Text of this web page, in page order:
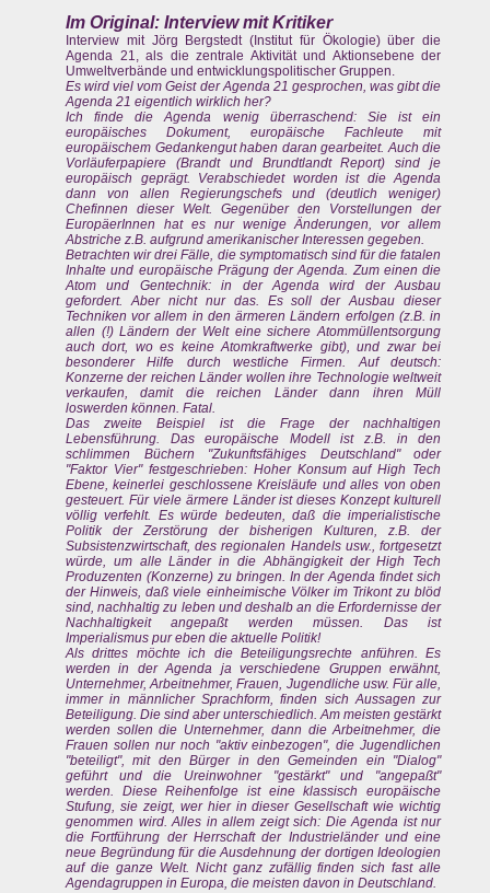
Im Original: Interview mit Kritiker
Interview mit Jörg Bergstedt (Institut für Ökologie) über die
Agenda 21, als die zentrale Aktivität und Aktionsebene der
Umweltverbände und entwicklungspolitischer Gruppen.
Es wird viel vom Geist der Agenda 21 gesprochen, was gibt die
Agenda 21 eigentlich wirklich her?
Ich finde die Agenda wenig überraschend: Sie ist ein
europäisches Dokument, europäische Fachleute mit
europäischem Gedankengut haben daran gearbeitet. Auch die
Vorläuferpapiere (Brandt und Brundtlandt Report) sind je
europäisch geprägt. Verabschiedet worden ist die Agenda
dann von allen Regierungschefs und (deutlich weniger)
Chefinnen dieser Welt. Gegenüber den Vorstellungen der
EuropäerInnen hat es nur wenige Änderungen, vor allem
Abstriche z.B. aufgrund amerikanischer Interessen gegeben.
Betrachten wir drei Fälle, die symptomatisch sind für die fatalen
Inhalte und europäische Prägung der Agenda. Zum einen die
Atom und Gentechnik: in der Agenda wird der Ausbau
gefordert. Aber nicht nur das. Es soll der Ausbau dieser
Techniken vor allem in den ärmeren Ländern erfolgen (z.B. in
allen (!) Ländern der Welt eine sichere Atommüllentsorgung
auch dort, wo es keine Atomkraftwerke gibt), und zwar bei
besonderer Hilfe durch westliche Firmen. Auf deutsch:
Konzerne der reichen Länder wollen ihre Technologie weltweit
verkaufen, damit die reichen Länder dann ihren Müll
loswerden können. Fatal.
Das zweite Beispiel ist die Frage der nachhaltigen
Lebensführung. Das europäische Modell ist z.B. in den
schlimmen Büchern "Zukunftsfähiges Deutschland" oder
"Faktor Vier" festgeschrieben: Hoher Konsum auf High Tech
Ebene, keinerlei geschlossene Kreisläufe und alles von oben
gesteuert. Für viele ärmere Länder ist dieses Konzept kulturell
völlig verfehlt. Es würde bedeuten, daß die imperialistische
Politik der Zerstörung der bisherigen Kulturen, z.B. der
Subsistenzwirtschaft, des regionalen Handels usw., fortgesetzt
würde, um alle Länder in die Abhängigkeit der High Tech
Produzenten (Konzerne) zu bringen. In der Agenda findet sich
der Hinweis, daß viele einheimische Völker im Trikont zu blöd
sind, nachhaltig zu leben und deshalb an die Erfordernisse der
Nachhaltigkeit angepaßt werden müssen. Das ist
Imperialismus pur eben die aktuelle Politik!
Als drittes möchte ich die Beteiligungsrechte anführen. Es
werden in der Agenda ja verschiedene Gruppen erwähnt,
Unternehmer, Arbeitnehmer, Frauen, Jugendliche usw. Für alle,
immer in männlicher Sprachform, finden sich Aussagen zur
Beteiligung. Die sind aber unterschiedlich. Am meisten gestärkt
werden sollen die Unternehmer, dann die Arbeitnehmer, die
Frauen sollen nur noch "aktiv einbezogen", die Jugendlichen
"beteiligt", mit den Bürger in den Gemeinden ein "Dialog"
geführt und die Ureinwohner "gestärkt" und "angepaßt"
werden. Diese Reihenfolge ist eine klassisch europäische
Stufung, sie zeigt, wer hier in dieser Gesellschaft wie wichtig
genommen wird. Alles in allem zeigt sich: Die Agenda ist nur
die Fortführung der Herrschaft der Industrieländer und eine
neue Begründung für die Ausdehnung der dortigen Ideologien
auf die ganze Welt. Nicht ganz zufällig finden sich fast alle
Agendagruppen in Europa, die meisten davon in Deutschland.